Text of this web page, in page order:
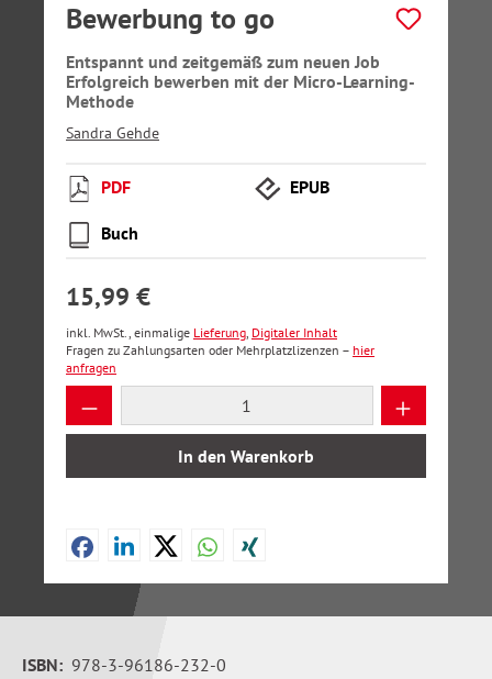
Bewerbung to go
Entspannt und zeitgemäß zum neuen Job
Erfolgreich bewerben mit der Micro-Learning-
Methode
Sandra Gehde
PDF EPUB
Buch
15,99 €
inkl. MwSt., einmalige Lieferung, Digitaler Inhalt
Fragen zu Zahlungsarten oder Mehrplatzlizenzen – hier
anfragen
Produkt Anzahl: Gib den gewünschten
In den Warenkorb
ISBN: 978-3-96186-232-0